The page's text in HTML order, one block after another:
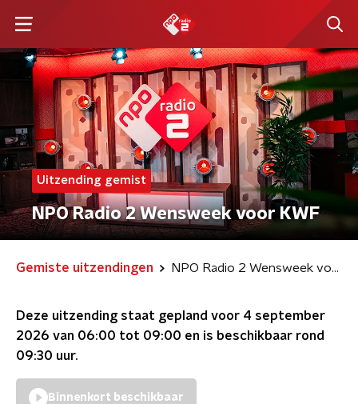
Uitzending gemist
NPO Radio 2 Wensweek voor KWF
Gemiste uitzendingen NPO Radio 2 Wensweek voor KWF
Deze uitzending staat gepland voor 4 september
2026 van 06:00 tot 09:00 en is beschikbaar rond
09:30 uur.
Binnenkort beschikbaar